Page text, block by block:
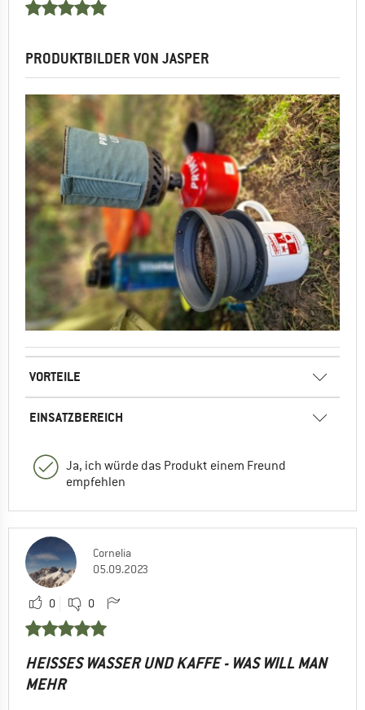
PRODUKTBILDER VON JASPER
VORTEILE
EINSATZBEREICH
Ja, ich würde das Produkt einem Freund
empfehlen
Cornelia
05.09.2023
0 0
HEISSES WASSER UND KAFFE - WAS WILL MAN M
EHR